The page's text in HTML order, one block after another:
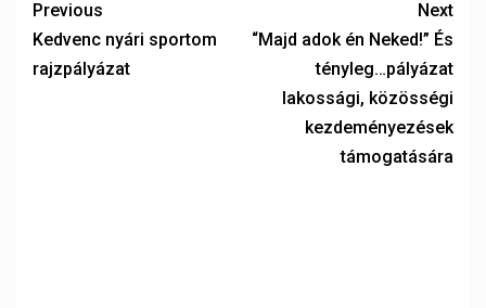
Previous
Kedvenc nyári sportom
rajzpályázat
Next
“Majd adok én Neked!” És
tényleg…pályázat
lakossági, közösségi
kezdeményezések
támogatására